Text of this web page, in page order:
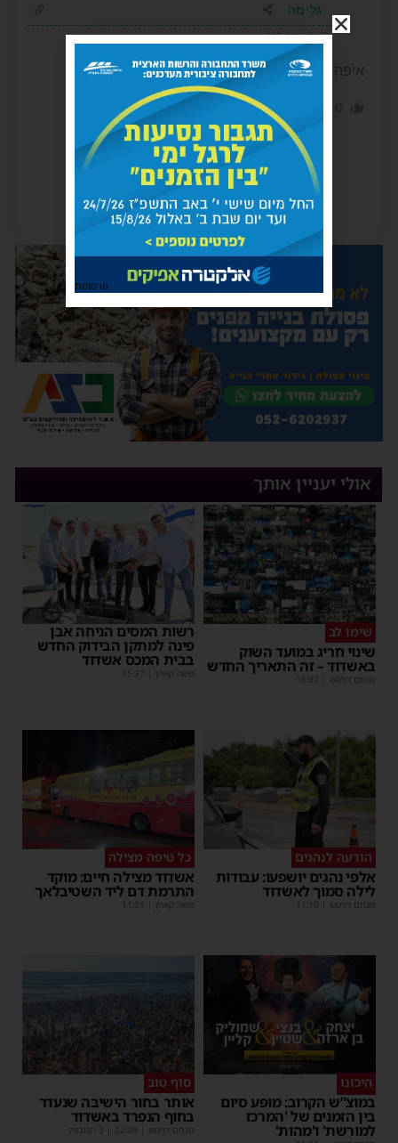
גלימה
3 שנים לפני
איפה הגלימה
הגב לתגובה
אולי יעניין אותך
שימו לב
שינוי חריג במועד השוק
באשדוד – זה התאריך החדש
מנחם דויטש 16:07
רשות המסים הניחה אבן
פינה למתקן הבידוק החדש
בבית המכס אשדוד
משה קאהן 15:37
הודעה לנהגים
אלפי נהגים יושפעו: עבודות
לילה סמוך לאשדוד
מנחם דויטש 11:10
כל טיפה מצילה
אשדוד מצילה חיים: מוקד
התרמת דם ליד השטיבלאך
משה קאהן 11:05
היכונו
במוצ”ש הקרוב: מופע סיום
בין הזמנים של 'המרכז
למורשת' ו'מהות'
סוף טוב
אותר בחור הישיבה שנעדר
בחוף הנפרד באשדוד
מנחם דויטש 22:08
פרסומת